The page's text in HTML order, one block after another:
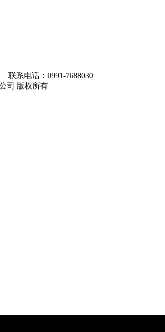
联系电话：0991-7688030
司 版权所有